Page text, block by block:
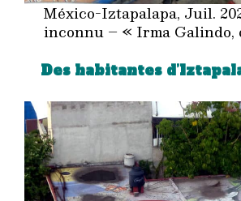
México-Iztapalapa, Juil.
inconnu – « Irma Galindo,
Des habitantes